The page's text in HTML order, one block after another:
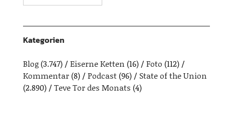
Kategorien
Blog(3.747) Eiserne Ketten (16) Foto (112)
Kommentar(8) Podcast(96)
State of the Union
(2.890)
Teve Tor des Monats (4)